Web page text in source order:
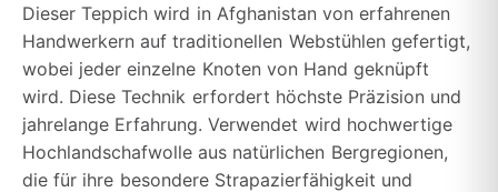
Dieser Teppich wird in Afghanistan von erfahrenen
Handwerkern auf traditionellen Webstühlen gefertigt,
wobei jeder einzelne Knoten von Hand geknüpft
wird. Diese Technik erfordert höchste Präzision und
jahrelange Erfahrung. Verwendet wird hochwertige
Hochlandschafwolle aus natürlichen Bergregionen,
die für ihre besondere Strapazierfähigkeit und